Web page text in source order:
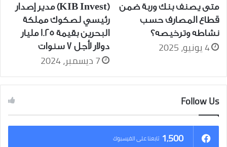
متى يصنف بنك وربة ضمن
قطاع المصارف حسب
نشاطه وترخيصه؟
4 يونيو، 2025
(KIB Invest) مدير إصدار
رئيسي لصكوك مملكة
البحرين بقيمة 1.25 مليار
دولار لأجل 7 سنوات
7 ديسمبر، 2024
Follow Us
1٬500 تابعنا على الفيسبوك